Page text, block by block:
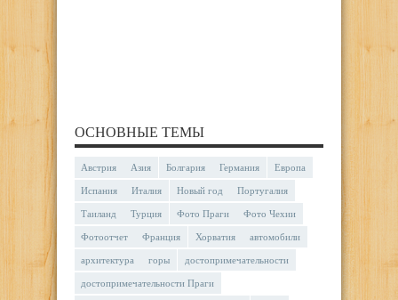
ОСНОВНЫЕ ТЕМЫ
Австрия Азия Болгария Германия Европа
Испания Италия Новый год Португалия
Таиланд Турция Фото Праги Фото Чехии
Фотоотчет Франция Хорватия автомобили
архитектура горы достопримечательности
достопримечательности Праги